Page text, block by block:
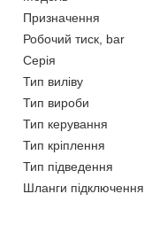
Призначення
Робочий тиск, bar
Серія
Тип виліву
Тип вироби
Тип керування
Тип кріплення
Тип підведення
Шланги підключення